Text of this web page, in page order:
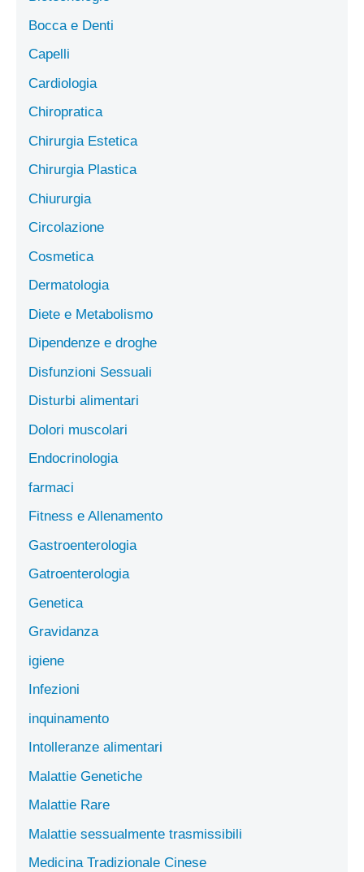
Bocca e Denti
Capelli
Cardiologia
Chiropratica
Chirurgia Estetica
Chirurgia Plastica
Chiururgia
Circolazione
Cosmetica
Dermatologia
Diete e Metabolismo
Dipendenze e droghe
Disfunzioni Sessuali
Disturbi alimentari
Dolori muscolari
Endocrinologia
farmaci
Fitness e Allenamento
Gastroenterologia
Gatroenterologia
Genetica
Gravidanza
igiene
Infezioni
inquinamento
Intolleranze alimentari
Malattie Genetiche
Malattie Rare
Malattie sessualmente trasmissibili
Medicina Tradizionale Cinese